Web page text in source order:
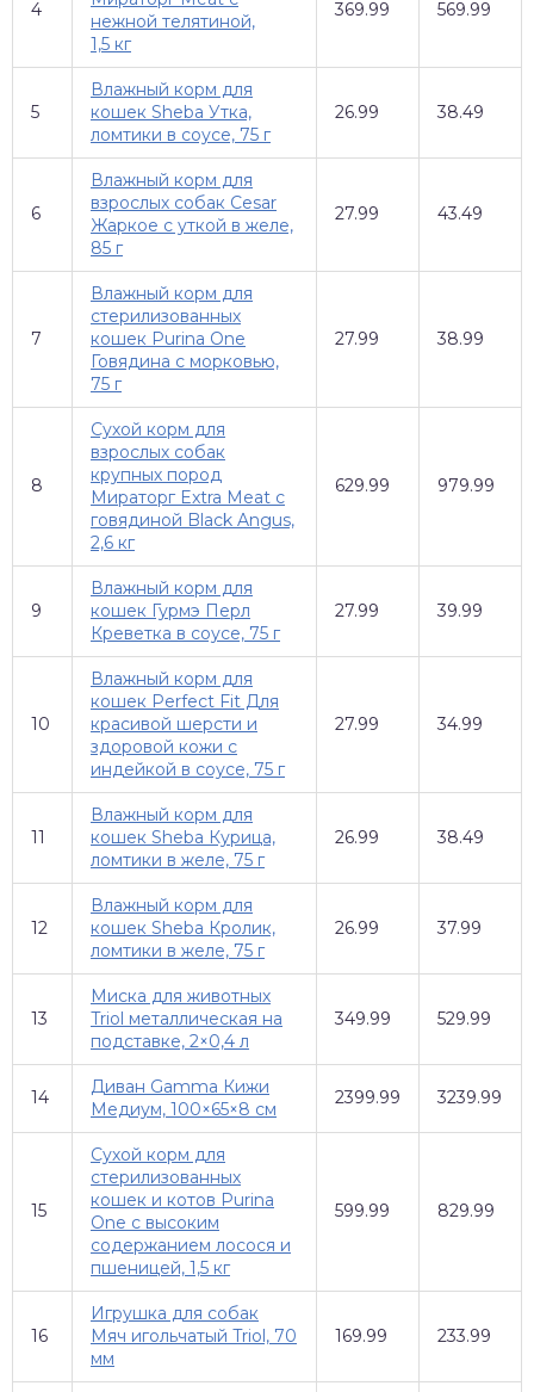
4
нежной телятиной,
1,5 кг
369.99 569.99
5
Влажный корм для
кошек Sheba Утка,
ломтики в соусе, 75 г
26.99 38.49
6
Влажный корм для
взрослых собак Cesar
Жаркое с уткой в желе,
85 г
27.99 43.49
7
Влажный корм для
стерилизованных
кошек Purina One
Говядина с морковью,
75 г
27.99 38.99
8
Сухой корм для
взрослых собак
крупных пород
Мираторг Extra Meat с
говядиной Black Angus,
2,6 кг
629.99 979.99
9
Влажный корм для
кошек Гурмэ Перл
Креветка в соусе, 75 г
27.99 39.99
10
Влажный корм для
кошек Perfect Fit Для
красивой шерсти и
здоровой кожи с
индейкой в соусе, 75 г
27.99 34.99
11
Влажный корм для
кошек Sheba Курица,
ломтики в желе, 75 г
26.99 38.49
12
Влажный корм для
кошек Sheba Кролик,
ломтики в желе, 75 г
26.99 37.99
13
Миска для животных
Triol металлическая на
подставке, 2×0,4 л
349.99 529.99
14
Диван Gamma Кижи
Медиум, 100×65×8 см
2399.99 3239.99
15
Сухой корм для
стерилизованных
кошек и котов Purina
One с высоким
содержанием лосося и
пшеницей, 1,5 кг
599.99 829.99
16
Игрушка для собак
Мяч игольчатый Triol, 70
мм
169.99 233.99